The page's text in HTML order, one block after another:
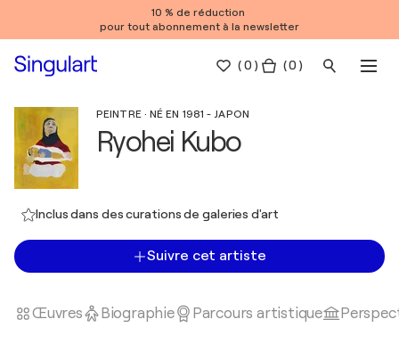
10 % de réduction
pour tout abonnement à la newsletter
(0 ) ( 0 )
PEINTRE · NÉ EN 1981 - JAPON
Ryohei Kubo
Inclus dans des curations de galeries d'art
Suivre cet artiste
Œuvres Biographie Parcours artistique